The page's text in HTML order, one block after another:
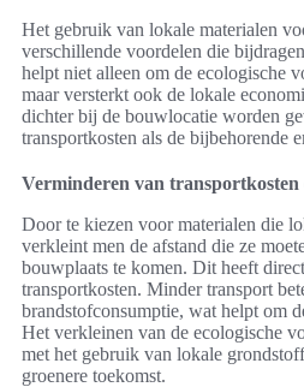
Het gebruik van lokale materialen
verschillende voordelen die
helpt niet alleen om de ecologische
maar versterkt ook de lokale
dichter bij de bouwlocatie worden
transportkosten als de bijbehorende
Verminderen van transportkosten
Door te kiezen voor materialen die
verkleint men de afstand die ze
bouwplaats te komen. Dit heeft
transportkosten. Minder transport
brandstofconsumptie, wat helpt om
Het verkleinen van de ecologische
met het gebruik van lokale
groenere toekomst.